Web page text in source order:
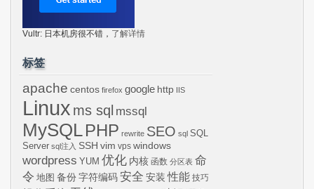
Vultr: 日本机房很不错， 了解详情
标签
apache centos firefox google http IIS
Linux ms sql mssql
MySQLPHP rewrite SEO sql SQL
Server sql注入 SSH vim vps windows
wordpress YUM 优化 内核 函数 分区表 命
令 地图 备份 字符编码 安全 安装 性能 技巧